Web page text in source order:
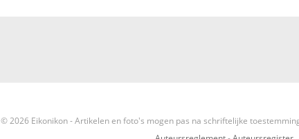
© 2026 Eikonikon - Artikelen en foto's mogen pas na schriftelijke